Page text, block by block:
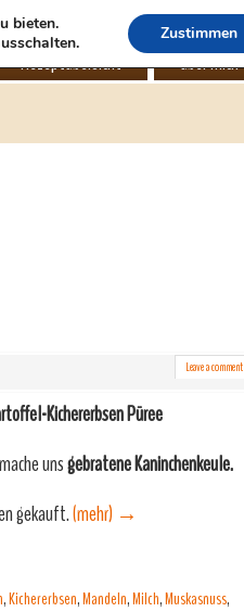
Rezeptübersicht über mich
Leave a comment
Kichererbsen Püree
unsgebratene Kaninchenkeule.
gekauft.(mehr) →
,Kichererbsen,Mandeln,Milch,Muskasnuss,
bieten.
Zustimmen